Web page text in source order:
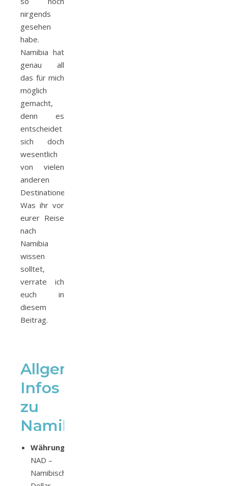
nirgends
gesehen
habe.
Namibia hat
genau all
das für mich
möglich
gemacht,
denn es
entscheidet
sich doch
wesentlich
von vielen
anderen
Destinationen.
Was ihr vor
eurer Reise
nach
Namibia
wissen
solltet,
verrate ich
euch in
diesem
Beitrag.
Allgemeine
Infos
zu
Namibia
Währung:
NAD –
Namibischer